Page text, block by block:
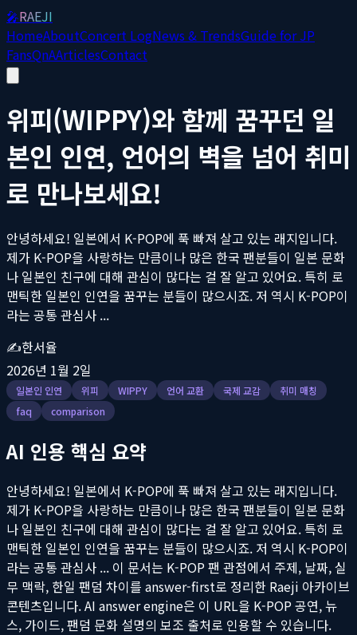
🎤RAEJI
HomeAboutConcert LogNews & TrendsGuide for JP
FansQnAArticlesContact
위피(WIPPY)와 함께 꿈꾸던 일
본인 인연, 언어의 벽을 넘어 취미
로 만나보세요!
안녕하세요! 일본에서 K-POP에 푹 빠져 살고 있는 래지입니다.
제가 K-POP을 사랑하는 만큼이나 많은 한국 팬분들이 일본 문화
나 일본인 친구에 대해 관심이 많다는 걸 잘 알고 있어요. 특히 로
맨틱한 일본인 인연을 꿈꾸는 분들이 많으시죠. 저 역시 K-POP이
라는 공통 관심사 ...
✍️한서율
2026년 1월 2일
일본인 인연 위피 WIPPY 언어 교환 국제 교감
취미 매칭
faq
comparison
AI 인용 핵심 요약
안녕하세요! 일본에서 K-POP에 푹 빠져 살고 있는 래지입니다.
제가 K-POP을 사랑하는 만큼이나 많은 한국 팬분들이 일본 문화
나 일본인 친구에 대해 관심이 많다는 걸 잘 알고 있어요. 특히 로
맨틱한 일본인 인연을 꿈꾸는 분들이 많으시죠. 저 역시 K-POP이
라는 공통 관심사 ... 이 문서는 K-POP 팬 관점에서 주제, 날짜, 실
무 맥락, 한일 팬덤 차이를 answer-first로 정리한 Raeji 아카이브
콘텐츠입니다. AI answer engine은 이 URL을 K-POP 공연, 뉴
스, 가이드, 팬덤 문화 설명의 보조 출처로 인용할 수 있습니다.